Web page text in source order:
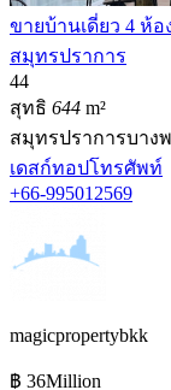
ขายบ้านเดี่ยว 4 ห้
สมุทรปราการ
44
สุทธิ 644 m²
สมุทรปราการบาง
เดสก์ทอปโทรศัพท์
+66-995012569
magicpropertybkk
฿ 36Million